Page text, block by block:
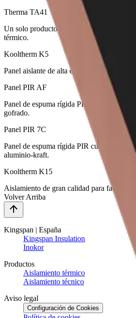
Therma TA41
Un solo producto para múltiples
térmico.
Kooltherm K5
Panel aislante de alta eficiencia como parte
Panel PIR AF
Panel de espuma rígida PIR revestido con
gofrado.
Panel PIR 7C
Panel de espuma rígida PIR cubierto con
aluminio-kraft.
Kooltherm K15
Aislamiento de gran calidad para fachada
Volver Arriba
Kingspan | España
Kingspan Insulation
Inokor
Productos
Aislamiento térmico
Aislamiento técnico
Aviso legal
Configuración de Cookies